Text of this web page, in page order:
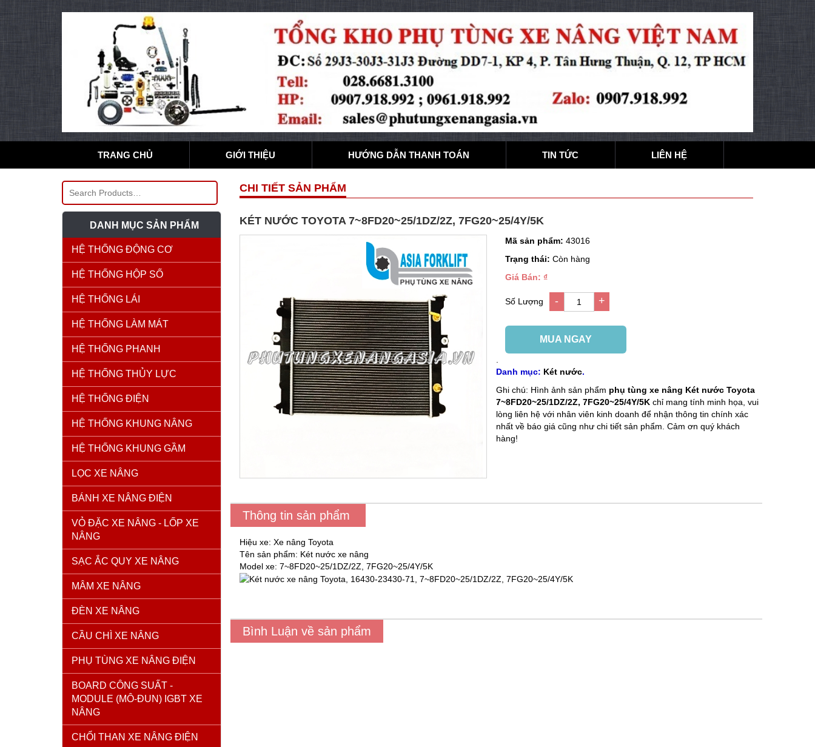
TRANG CHỦ GIỚI THIỆU HƯỚNG DẪN THANH TOÁN TIN TỨC LIÊN HỆ
CHI TIẾT SẢN PHẨM
KÉT NƯỚC TOYOTA 7~8FD20~25/1DZ/2Z, 7FG20~25/4Y/5K
Mã sản phẩm: 43016
Trạng thái: Còn hàng
Giá Bán: ₫
Số Lượng - 1 +
MUA NGAY
Thông tin sản phẩm
Hiệu xe: Xe nâng Toyota
Tên sản phẩm: Két nước xe nâng
Model xe: 7~8FD20~25/1DZ/2Z, 7FG20~25/4Y/5K
Bình Luận về sản phẩm
Danh mục: Két nước.
Ghi chú: Hình ảnh sản phẩm phụ tùng xe nâng Két nước Toyota
7~8FD20~25/1DZ/2Z, 7FG20~25/4Y/5K chỉ mang tính minh họa, vui
lòng liên hệ với nhân viên kinh doanh để nhận thông tin chính xác
nhất về báo giá cũng như chi tiết sản phẩm. Cảm ơn quý khách
hàng!
DANH MỤC SẢN PHẨM
HỆ THỐNG ĐỘNG CƠ
HỆ THỐNG HỘP SỐ
HỆ THỐNG LÁI
HỆ THỐNG LÀM MÁT
HỆ THỐNG PHANH
HỆ THỐNG THỦY LỰC
HỆ THỐNG ĐIỆN
HỆ THỐNG KHUNG NÂNG
HỆ THỐNG KHUNG GẦM
LỌC XE NÂNG
BÁNH XE NÂNG ĐIỆN
VỎ ĐẶC XE NÂNG - LỐP XE
NÂNG
SẠC ẮC QUY XE NÂNG
MÂM XE NÂNG
ĐÈN XE NÂNG
CẦU CHÌ XE NÂNG
PHỤ TÙNG XE NÂNG ĐIỆN
BOARD CÔNG SUẤT -
MODULE (MÔ-ĐUN) IGBT XE
NÂNG
CHỔI THAN XE NÂNG ĐIỆN